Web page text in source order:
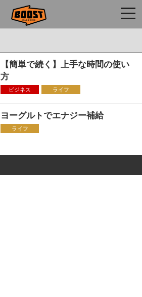
【簡単で続く】上手な時間の使い
方
ビジネス ライフ
ヨーグルトでエナジー補給
ライフ